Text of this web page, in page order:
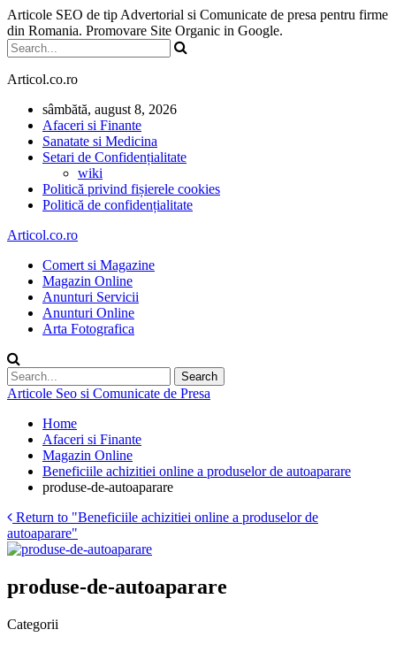
Articole SEO de tip Advertorial si Comunicate de presa pentru firme
din Romania. Promovare Site Organic in Google.
Articol.co.ro
sâmbătă, august 8, 2026
Afaceri si Finante
Sanatate si Medicina
Setari de Confidențialitate
wiki
Politică privind fișierele cookies
Politică de confidențialitate
Articol.co.ro
Comert si Magazine
Magazin Online
Anunturi Servicii
Anunturi Online
Arta Fotografica
Articole Seo si Comunicate de Presa
Home
Afaceri si Finante
Magazin Online
Beneficiile achizitiei online a produselor de autoaparare
produse-de-autoaparare
Return to "Beneficiile achizitiei online a produselor de
autoaparare"
produse-de-autoaparare
Categorii